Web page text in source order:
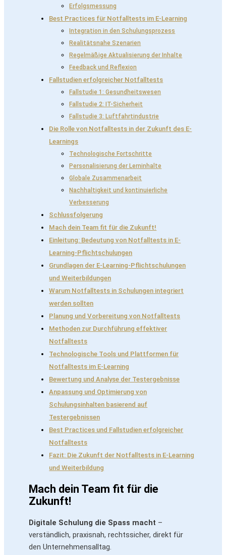
Erfolgsmessung
Best Practices für Notfalltests im E-Learning
Integration in den Schulungsprozess
Realitätsnahe Szenarien
Regelmäßige Aktualisierung der Inhalte
Feedback und Reflexion
Fallstudien erfolgreicher Notfalltests
Fallstudie 1: Gesundheitswesen
Fallstudie 2: IT-Sicherheit
Fallstudie 3: Luftfahrtindustrie
Die Rolle von Notfalltests in der Zukunft des E-
Learnings
Technologische Fortschritte
Personalisierung der Lerninhalte
Globale Zusammenarbeit
Nachhaltigkeit und kontinuierliche
Verbesserung
Schlussfolgerung
Mach dein Team fit für die Zukunft!
Einleitung: Bedeutung von Notfalltests in E-
Learning-Pflichtschulungen
Grundlagen der E-Learning-Pflichtschulungen
und Weiterbildungen
Warum Notfalltests in Schulungen integriert
werden sollten
Planung und Vorbereitung von Notfalltests
Methoden zur Durchführung effektiver
Notfalltests
Technologische Tools und Plattformen für
Notfalltests im E-Learning
Bewertung und Analyse der Testergebnisse
Anpassung und Optimierung von
Schulungsinhalten basierend auf
Testergebnissen
Best Practices und Fallstudien erfolgreicher
Notfalltests
Fazit: Die Zukunft der Notfalltests in E-Learning
und Weiterbildung
Mach dein Team fit für die
Zukunft!
Digitale Schulung die Spass macht –
verständlich, praxisnah, rechtssicher, direkt für
den Unternehmensalltag.